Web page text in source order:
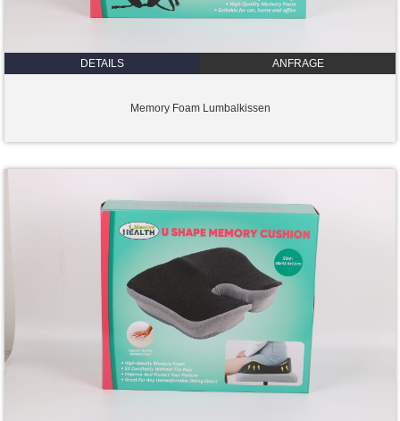
DETAILS ANFRAGE
Memory Foam Lumbalkissen